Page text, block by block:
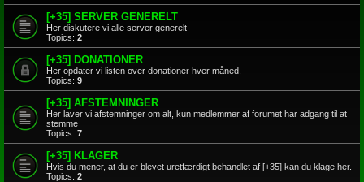
[+35] SERVER GENERELT
Her diskutere vi alle server generelt
Topics: 2
[+35] DONATIONER
Her opdater vi listen over donationer hver måned.
Topics: 9
[+35] AFSTEMNINGER
Her laver vi afstemninger om alt, kun medlemmer af forumet har adgang til at
stemme
Topics: 7
[+35] KLAGER
Hvis du mener, at du er blevet uretfærdigt behandlet af [+35] kan du klage her.
Topics: 2